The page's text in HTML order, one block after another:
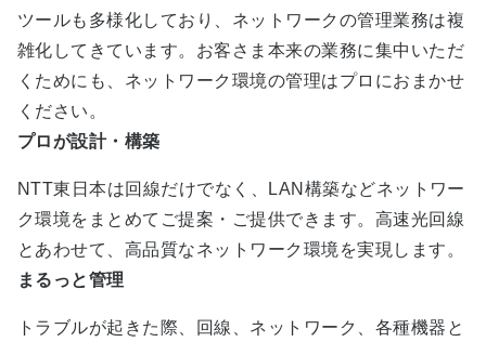
ツールも多様化しており、ネットワークの管理業務は複
雑化してきています。お客さま本来の業務に集中いただ
くためにも、ネットワーク環境の管理はプロにおまかせ
ください。
プロが設計・構築
NTT東日本は回線だけでなく、LAN構築などネットワー
ク環境をまとめてご提案・ご提供できます。高速光回線
とあわせて、高品質なネットワーク環境を実現します。
まるっと管理
トラブルが起きた際、回線、ネットワーク、各種機器と